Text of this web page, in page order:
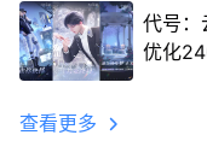
代号：
优化
查看更多